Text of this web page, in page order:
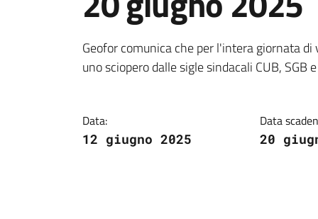
Dettagli della
Geofor comunica che per l'intera giornata
uno sciopero dalle sigle sindacali CUB, SGB
Data:
12 giugno 2025
Data
20